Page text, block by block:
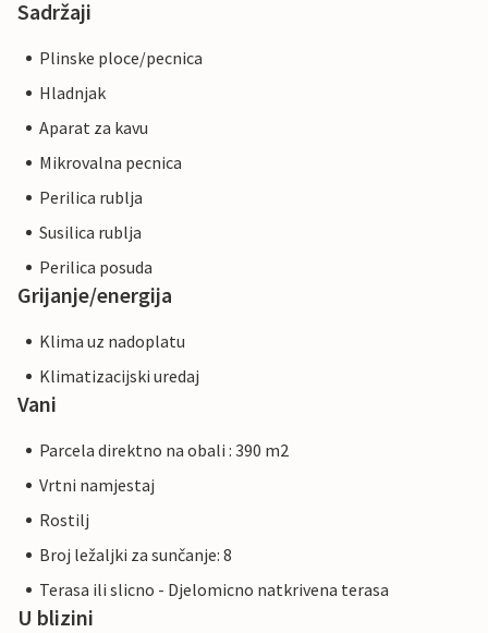
Sadržaji
Plinske ploce/pecnica
Hladnjak
Aparat za kavu
Mikrovalna pecnica
Perilica rublja
Susilica rublja
Perilica posuda
Grijanje/energija
Klima uz nadoplatu
Klimatizacijski uredaj
Vani
Parcela direktno na obali : 390 m2
Vrtni namjestaj
Rostilj
Broj ležaljki za sunčanje: 8
Terasa ili slicno - Djelomicno natkrivena terasa
U blizini